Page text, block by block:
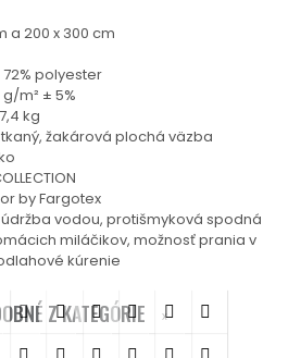
a 200 x 300 cm
polyester
m² ± 5%
kg
žakárová plochá väzba
by Fargotex
vodou, protišmyková spodná
miláčikov, možnosť prania v
kúrenie
Z KATEGÓRIE
     